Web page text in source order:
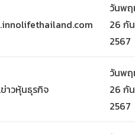
วันพ
26 กั
2567
าวหุ้นธุรกิจ
วันพ
26 กั
2567